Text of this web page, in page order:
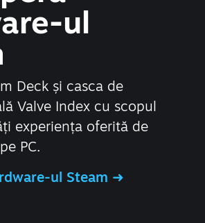
ul
Deck și casca de
Valve Index cu scopul
experiența oferită de
PC.
ul Steam